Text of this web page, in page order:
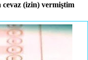
(izin) vermiştim